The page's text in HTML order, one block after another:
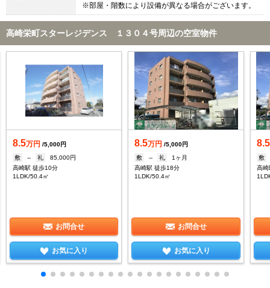
※部屋・階数により設備が異なる場合がございます。
高崎栄町スターレジデンス １３０４号周辺の空室物件
8.5万円 /5,000円
敷
-- 礼
85,000円
高崎駅 徒歩10分
1LDK/50.4㎡
お問合せ
お気に入り
8.5万円 /5,000円
敷
-- 礼
1ヶ月
高崎駅 徒歩18分
1LDK/50.4㎡
お問合せ
お気に入り
8.5
敷
高